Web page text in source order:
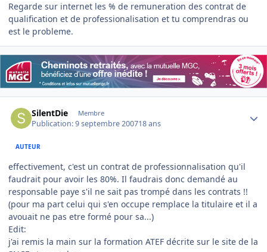
Regarde sur internet les % de remuneration des contrat de
qualification et de professionalisation et tu comprendras ou
est le probleme.
SilentDie Membre
Publication:9 septembre 200718 ans
AUTEUR
effectivement, c'est un contrat de professionnalisation qu'il
faudrait pour avoir les 80%. Il faudrais donc demandé au
responsable paye s'il ne sait pas trompé dans les contrats !!
(pour ma part celui qui s'en occupe remplace la titulaire et il a
avouait ne pas etre formé pour sa...)
Edit:
j'ai remis la main sur la formation ATEF décrite sur le site de la